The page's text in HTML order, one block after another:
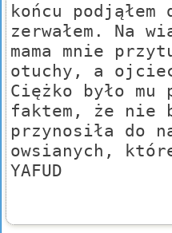
końcu
zerwałem. Na
mama mnie
otuchy, a
Ciężko było
faktem, że nie
przynosiła do
owsianych,
YAFUD